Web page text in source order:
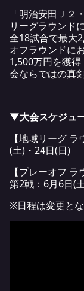
「明治安田 Ｊ２
リーグラウンド
全18試合で最大
オフラウンドに
1,500万円を獲
会ならではの真
▼大会スケジュ
【地域リーグ
(土)・24日(日)
【プレーオフ
第2戦：6月6日(
※日程は変更と